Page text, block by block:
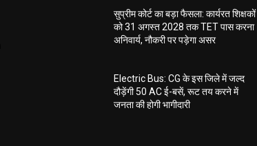
सुप्रीम कोर्ट का बड़ा फैसला: कार्यरत शिक्षकों
को 31 अगस्त 2028 तक TET पास करना
अनिवार्य, नौकरी पर पड़ेगा असर
Electric Bus: CG के इस जिले में जल्द
दौड़ेंगी 50 AC ई-बसें, रूट तय करने में
जनता की होगी भागीदारी